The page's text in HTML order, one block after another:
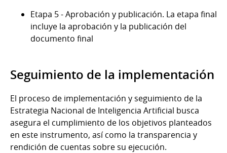
Etapa 5 - Aprobación y publicación. La etapa final
incluye la aprobación y la publicación del
documento final
Seguimiento de la implementación
El proceso de implementación y seguimiento de la
Estrategia Nacional de Inteligencia Artificial busca
asegura el cumplimiento de los objetivos planteados
en este instrumento, así como la transparencia y
rendición de cuentas sobre su ejecución.